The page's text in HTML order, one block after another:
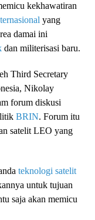
kekhawatiran
yang
damai ini
dan militerisasi baru.
Third Secretary
Nikolay
forum diskusi
BRIN. Forum itu
satelit LEO yang
teknologi satelit
untuk tujuan
saja akan memicu